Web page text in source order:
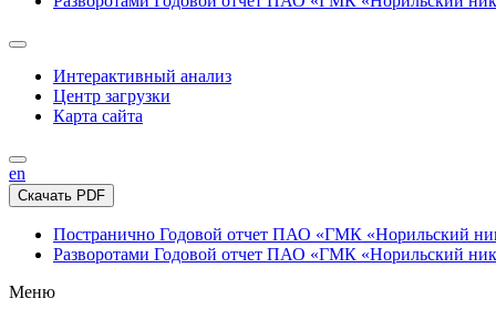
Интерактивный анализ
Центр загрузки
Карта сайта
en
Скачать PDF
Постранично Годовой отчет ПАО «ГМК «Норильский
Разворотами Годовой отчет ПАО «ГМК «Норильский
Меню